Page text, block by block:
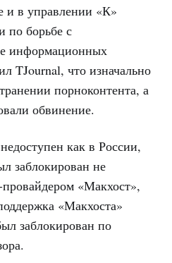
и в управлении «К»
по борьбе с
информационных
TJournal, что изначально
порноконтента, а
обвинение.
как в России,
заблокирован не
«Макхост»,
«Макхоста»
заблокирован по